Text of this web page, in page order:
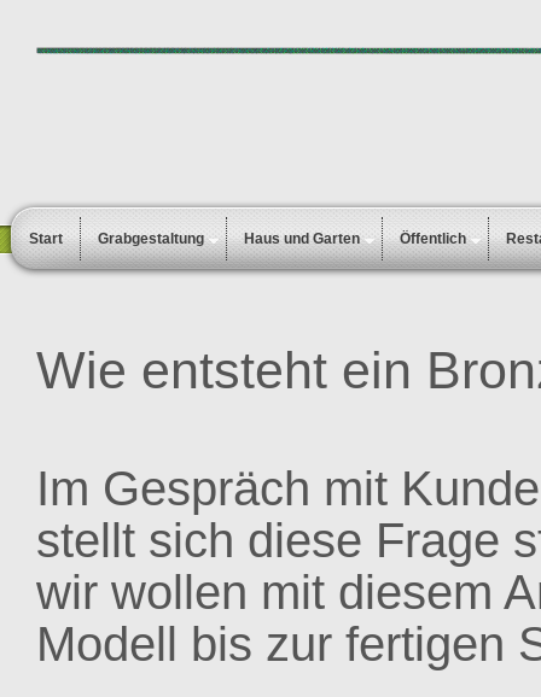
Start Grabgestaltung Haus und Garten Öffentlich
Wie entsteht ein
Im Gespräch mit
stellt sich diese Frage
wir wollen mit diesem
Modell bis zur fertigen